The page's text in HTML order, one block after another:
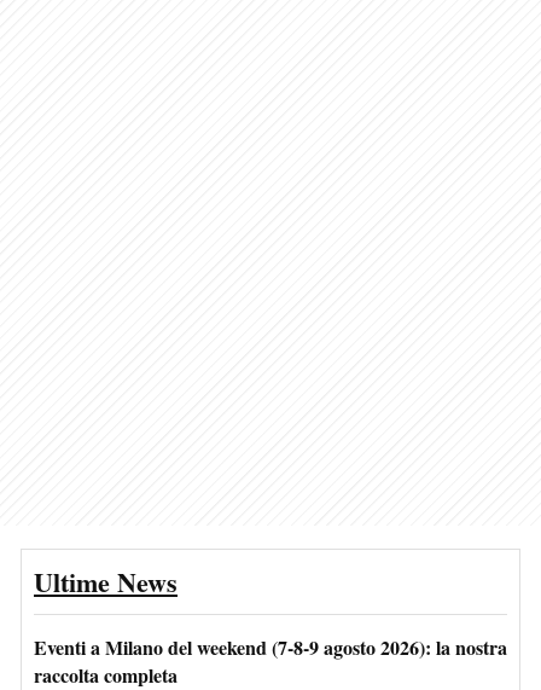
Ultime News
Eventi a Milano del weekend (7-8-9 agosto 2026): la nostra
raccolta completa